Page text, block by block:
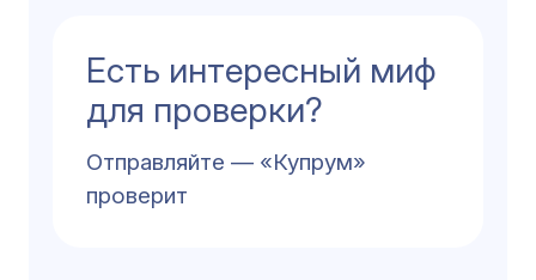
Есть интересный миф
для проверки?
Отправляйте — «Купрум»
проверит